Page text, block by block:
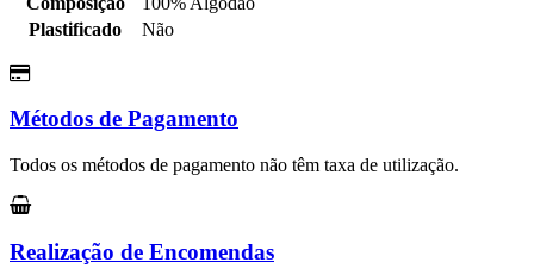
Plastificado
Não
Métodos de Pagamento
Todos os métodos de pagamento não têm taxa de utilização.
Realização de Encomendas